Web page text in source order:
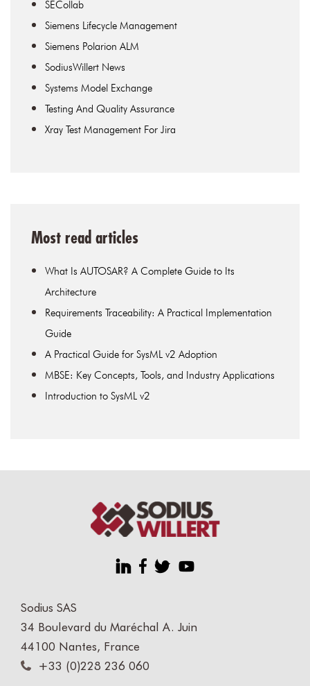
SECollab
Siemens Lifecycle Management
Siemens Polarion ALM
SodiusWillert News
Systems Model Exchange
Testing And Quality Assurance
Xray Test Management For Jira
Most read articles
What Is AUTOSAR? A Complete Guide to Its
Architecture
Requirements Traceability: A Practical Implementation
Guide
A Practical Guide for SysML v2 Adoption
MBSE: Key Concepts, Tools, and Industry Applications
Introduction to SysML v2
Sodius SAS
34 Boulevard du Maréchal A. Juin
44100 Nantes, France
+33 (0)228 236 060